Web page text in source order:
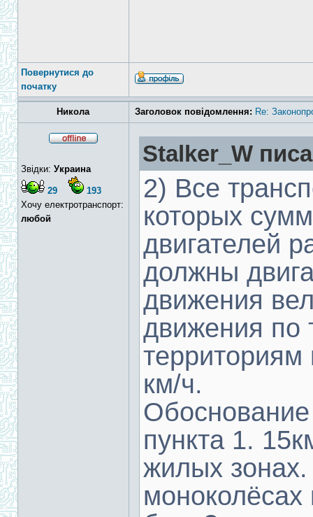
Повернутися до
початку
Никола Заголовок повідомлення: Re:
Звідки: Украина
29
193
Хочу електротранспорт:
любой
Stalker_W
2) Все
которых
двигателей
должны
движения
движения по
км/ч.
Обоснование
пункта 1.
жилых
моноколёсах